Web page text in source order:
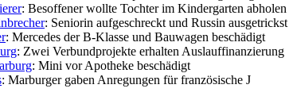
: Besoffener wollte Tochter im Kindergarten abholen
: Seniorin aufgeschreckt und Russin ausgetrickst
: Mercedes der B-Klasse und Bauwagen beschädigt
: Zwei Verbundprojekte erhalten Auslauffinanzierung
: Mini vor Apotheke beschädigt
: Marburger gaben Anregungen für französische J